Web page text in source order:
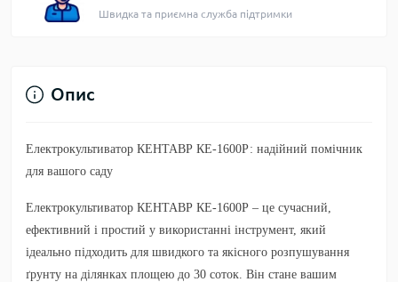
Швидка та приємна служба підтримки
Опис
Електрокультиватор КЕНТАВР КЕ-1600Р: надійний помічник
для вашого саду
Електрокультиватор КЕНТАВР КЕ-1600Р – це сучасний,
ефективний і простий у використанні інструмент, який
ідеально підходить для швидкого та якісного розпушування
ґрунту на ділянках площею до 30 соток. Він стане вашим